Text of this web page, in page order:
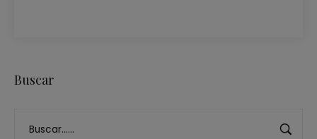
Buscar